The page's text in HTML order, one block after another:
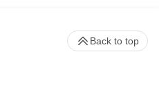
Back to top